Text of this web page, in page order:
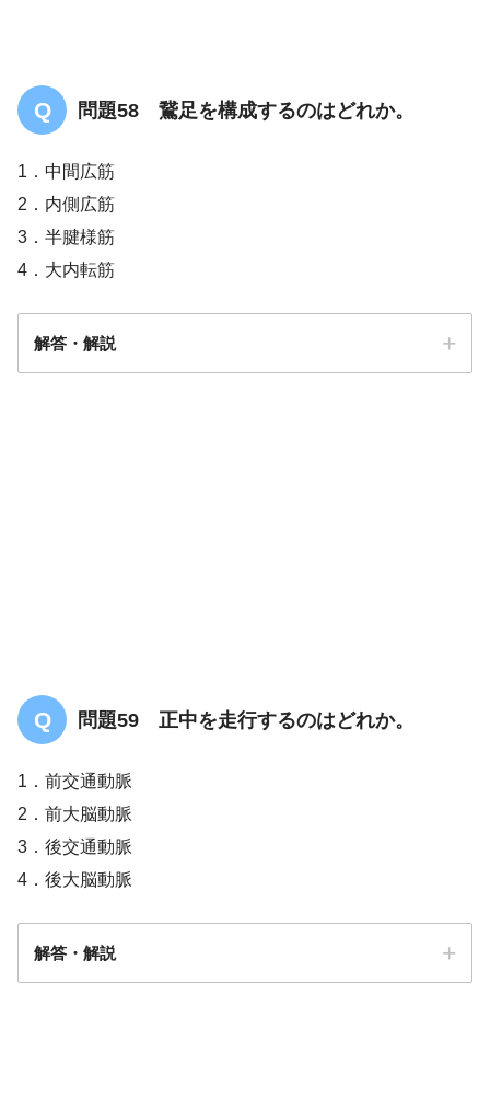
問題58 鵞足を構成するのはどれか。
1．中間広筋
2．内側広筋
3．半腱様筋
4．大内転筋
解答・解説
問題59 正中を走行するのはどれか。
1．前交通動脈
2．前大脳動脈
3．後交通動脈
4．後大脳動脈
解答・解説